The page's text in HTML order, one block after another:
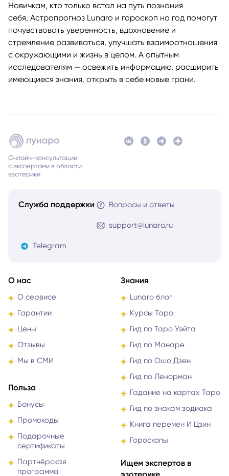
Новичкам, кто только встал на путь познания
себя, Астропрогноз Lunaro и гороскоп на год помогут
почувствовать уверенность, вдохновение и
стремление развиваться, улучшать взаимоотношения
с окружающими и жизнь в целом. А опытным
исследователям — освежить информацию, расширить
имеющиеся знания, открыть в себе новые грани.
Онлайн-консультации
с экспертами в области
эзотерики
Служба поддержки Вопросы и ответы
support@lunaro.ru
Telegram
О нас
О сервисе
Гарантии
Цены
Отзывы
Мы в СМИ
Польза
Бонусы
Промокоды
Подарочные
сертификаты
Партнёрская
программа
Знания
Lunaro блог
Курсы Таро
Гид по Таро Уэйта
Гид по Манаре
Гид по Ошо Дзен
Гид по Ленорман
Гадание на картах Таро
Гид по знакам зодиака
Книга перемен И Цзин
Гороскопы
Ищем экспертов в